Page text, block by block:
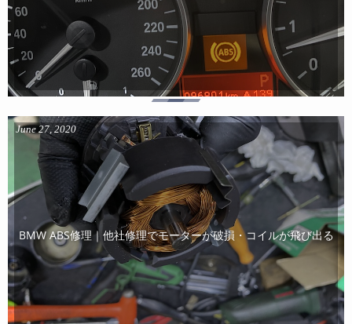
BMW ABS修理｜他社修理でモーターが破損・コイルが飛び出る
June 27, 2020